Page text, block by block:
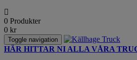
0 Produkter
0 kr
Toggle navigation
HÄR HITTAR NI ALLA VÅRA